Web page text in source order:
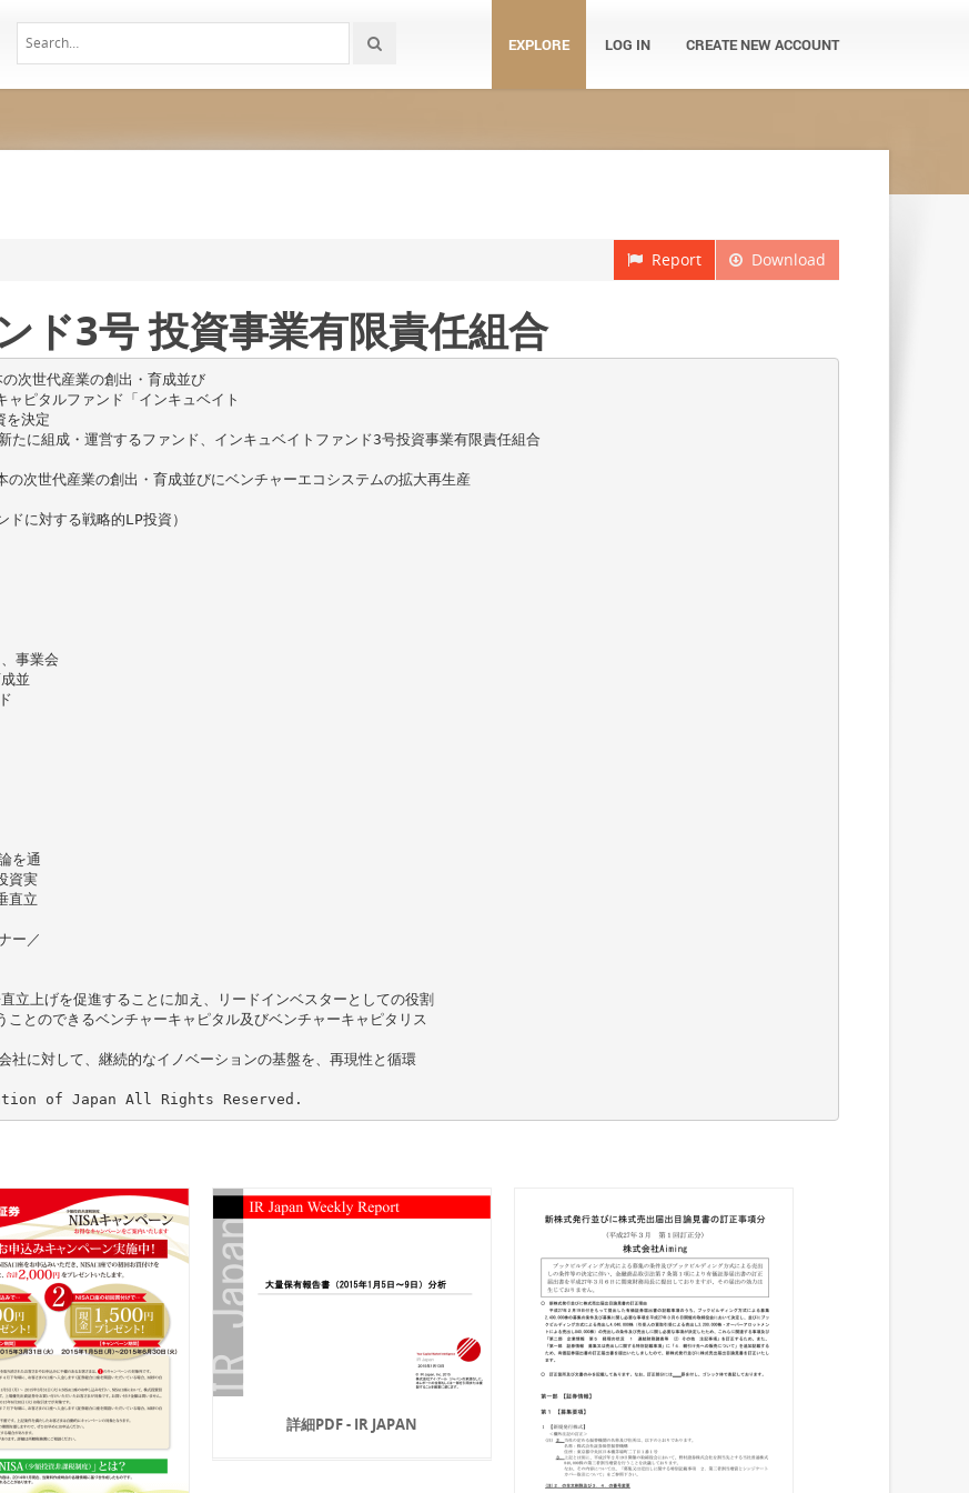
EXPLORE LOG IN CREATE NEW ACCOUNT
Download
Report
ド3号 投資事業有限責任組合
次世代産業の創出・育成並び
ピタルファンド「インキュベイト
を決定
に組成・運営するファンド、インキュベイトファンド3号投資事業有限責任組合
次世代産業の創出・育成並びにベンチャーエコシステムの拡大再生産
に対する戦略的LP投資）
事業会
並
を通
資実
直立
ー／
立上げを促進することに加え、リードインベスターとしての役割
とのできるベンチャーキャピタル及びベンチャーキャピタリス
に対して、継続的なイノベーションの基盤を、再現性と循環
詳細PDF - IR JAPAN